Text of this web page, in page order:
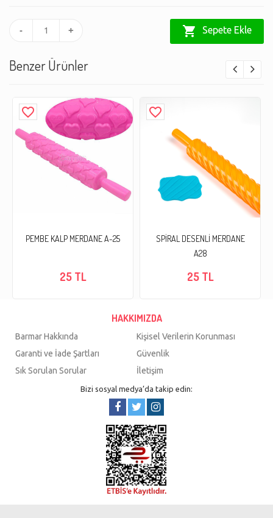
- + shopping_cart Sepete Ekle
Benzer Ürünler
favorite_border
PEMBE KALP MERDANE A-25
25 TL
favorite_border
SPİRAL DESENLİ MERDANE
A28
25 TL
HAKKIMIZDA
Barmar Hakkında
Kişisel Verilerin Korunması
Garanti ve İade Şartları
Güvenlik
Sık Sorulan Sorular
İletişim
Bizi sosyal medya’da takip edin: